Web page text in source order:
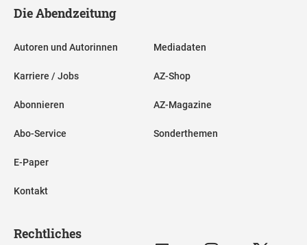
Die Abendzeitung
Autoren und Autorinnen
Karriere / Jobs
Abonnieren
Abo-Service
E-Paper
Kontakt
Mediadaten
AZ-Shop
AZ-Magazine
Sonderthemen
Rechtliches